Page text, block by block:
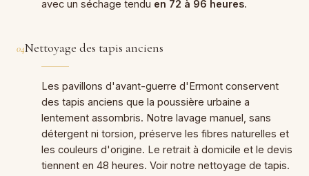
avec un séchage tendu en 72 à 96 heures.
04Nettoyage des tapis anciens
Les pavillons d'avant-guerre d'Ermont conservent
des tapis anciens que la poussière urbaine a
lentement assombris. Notre lavage manuel, sans
détergent ni torsion, préserve les fibres naturelles et
les couleurs d'origine. Le retrait à domicile et le devis
tiennent en 48 heures. Voir notre nettoyage de tapis.